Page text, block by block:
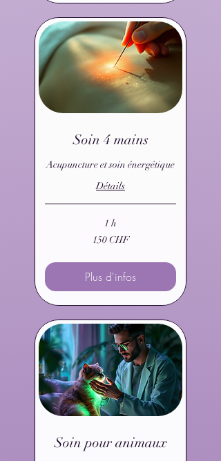
Soin 4 mains
Acupuncture et soin énergétique
Détails
1 h
150 CHF
Plus d'infos
Soin pour animaux